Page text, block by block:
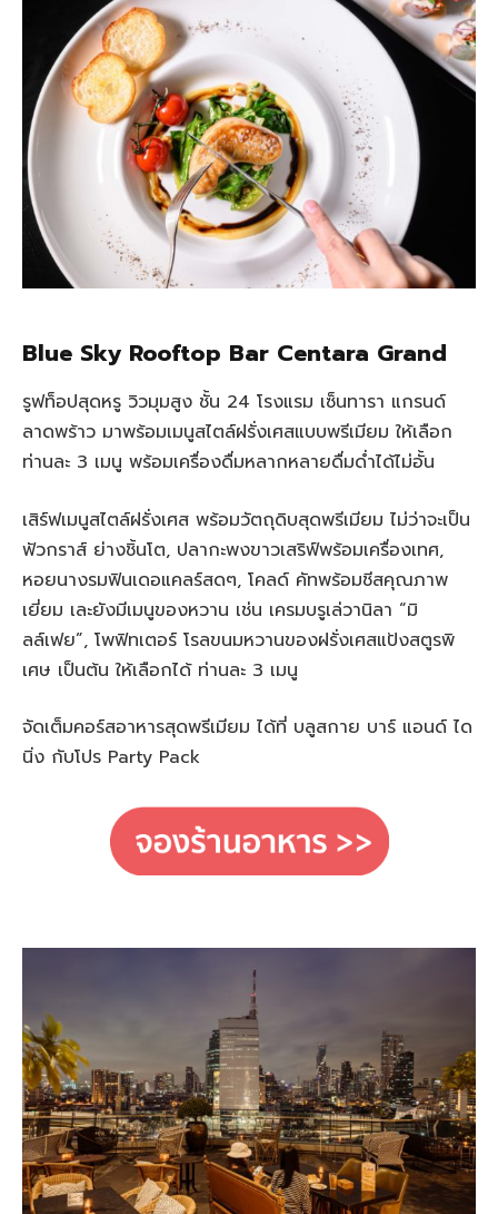
Blue Sky Rooftop Bar Centara Grand
รูฟท็อปสุดหรู วิวมุมสูง ชั้น 24 โรงแรม เซ็นทารา แกรนด์
ลาดพร้าว มาพร้อมเมนูสไตล์ฝรั่งเศสแบบพรีเมียม ให้เลือก
ท่านละ 3 เมนู พร้อมเครื่องดื่มหลากหลายดื่มด่ำได้ไม่อั้น
เสิร์ฟเมนูสไตล์ฝรั่งเศส พร้อมวัตถุดิบสุดพรีเมียม ไม่ว่าจะเป็น
ฟัวกราส์ ย่างชิ้นโต, ปลากะพงขาวเสริฟ์พร้อมเครื่องเทศ,
หอยนางรมฟินเดอแคลร์สดๆ, โคลด์ คัทพร้อมชีสคุณภาพ
เยี่ยม เละยังมีเมนูของหวาน เช่น เครมบรูเล่วานิลา “มิ
ลล์เฟย”, โพฟิทเตอร์ โรลขนมหวานของฝรั่งเศสแป้งสตูรพิ
เศษ เป็นต้น ให้เลือกได้ ท่านละ 3 เมนู
จัดเต็มคอร์สอาหารสุดพรีเมียม ได้ที่ บลูสกาย บาร์ แอนด์ ได
นิ่ง กับโปร Party Pack